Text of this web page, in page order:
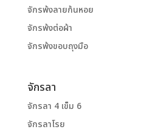
จักรพ้งลายก้นหอย
จักรพ้งต่อผ้า
จักรพ้งขอบถุงมือ
จักรลา
จักรลา 4 เข็ม 6
จักรลาโรย